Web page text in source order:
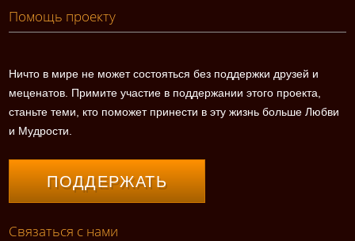
Помощь проекту
Ничто в мире не может состояться без поддержки друзей и
меценатов. Примите участие в поддержании этого проекта,
станьте теми, кто поможет принести в эту жизнь больше Любви
и Мудрости.
ПОДДЕРЖАТЬ
Связаться с нами